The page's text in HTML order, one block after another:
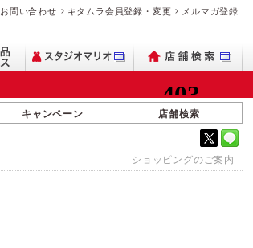
お問い合わせ キタムラ会員登録・変更 メルマガ登録
キャンペーン 店舗検索
ショッピングのご案内